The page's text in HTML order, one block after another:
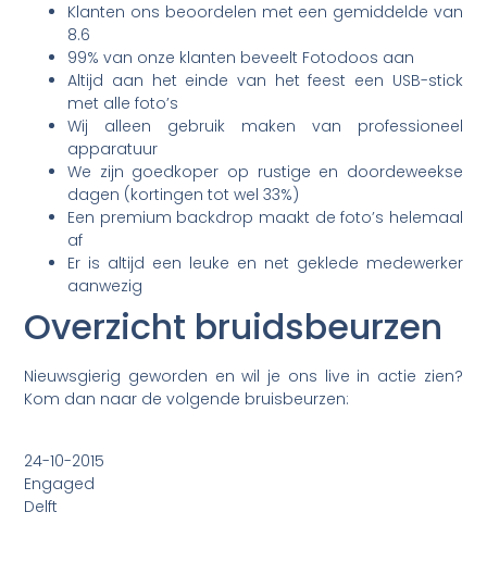
Klanten ons beoordelen met een gemiddelde van
8.6
99% van onze klanten beveelt Fotodoos aan
Altijd aan het einde van het feest een USB-stick
met alle foto’s
Wij alleen gebruik maken van professioneel
apparatuur
We zijn goedkoper op rustige en doordeweekse
dagen (kortingen tot wel 33%)
Een premium backdrop maakt de foto’s helemaal
af
Er is altijd een leuke en net geklede medewerker
aanwezig
Overzicht bruidsbeurzen
Nieuwsgierig geworden en wil je ons live in actie zien?
Kom dan naar de volgende bruisbeurzen:
24-10-2015
Engaged
Delft